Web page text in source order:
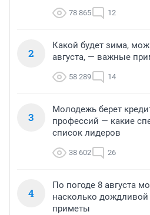
78 865 12
2
Какой будет зима,
августа, — важные
58 289 14
3
Молодежь берет
профессий — какие
список лидеров
38 602 26
4
По погоде 8 августа
насколько
приметы